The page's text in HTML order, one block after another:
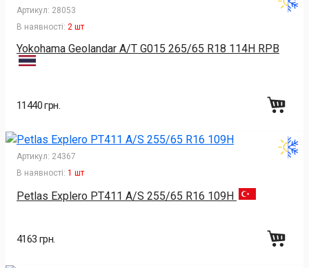
Артикул: 28053
В наявності: 2 шт
Yokohama Geolandar A/T G015 265/65 R18 114H RPB
11440 грн.
Артикул: 24367
В наявності: 1 шт
Petlas Explero PT411 A/S 255/65 R16 109H
4163 грн.